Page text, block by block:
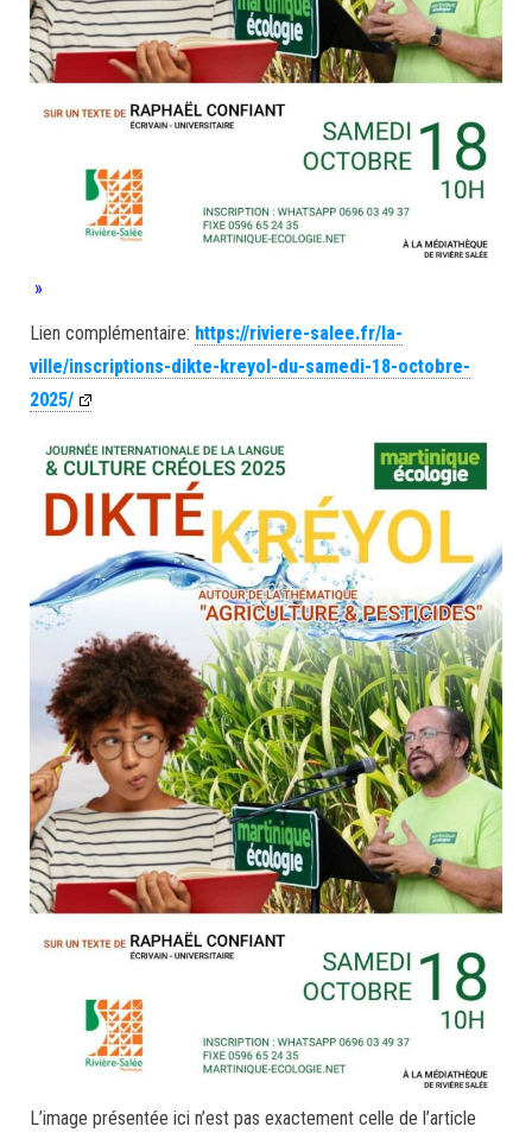
»
Lien complémentaire: https://riviere-salee.fr/la-
ville/inscriptions-dikte-kreyol-du-samedi-18-octobre-
2025/
L’image présentée ici n’est pas exactement celle de l’article